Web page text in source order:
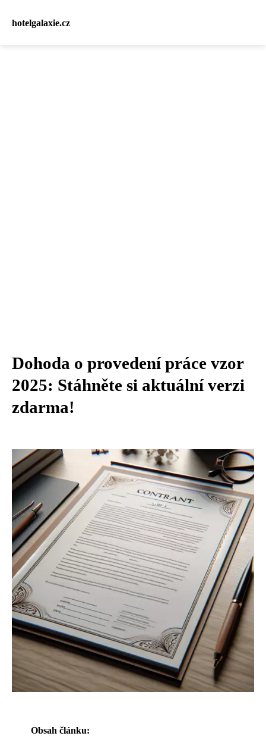
hotelgalaxie.cz
Dohoda o provedení práce vzor
2025: Stáhněte si aktuální verzi
zdarma!
Obsah článku: